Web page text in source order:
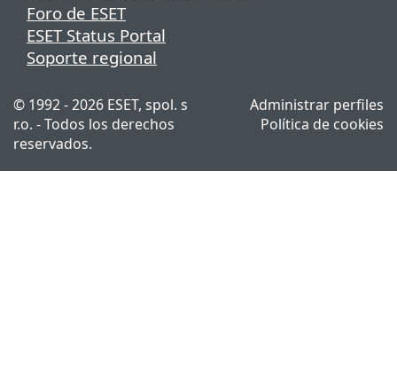
Foro de ESET
ESET Status Portal
Soporte regional
© 1992 - 2026 ESET, spol. s
r.o. - Todos los derechos
reservados.
Administrar perfiles
Política de cookies